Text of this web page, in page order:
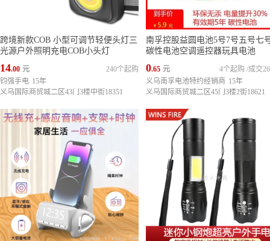
跨境新款COB 小型可调节轻便头灯三
光源户外照明充电COB小头灯
14.00 元
240个起购
钧强手电 15年
义乌国际商贸城二区43门3楼中街18351
南孚控股益圆电池5号7号五号七
碳性电池空调遥控器玩具电池
0.65 元 成交
4个起购 /
义乌南孚电池特约经销商 15年
义乌国际商贸城二区45门3楼2街18621